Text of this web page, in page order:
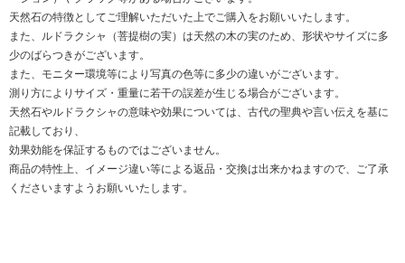
天然石の特徴としてご理解いただいた上でご購入をお願いいたします。
また、ルドラクシャ（菩提樹の実）は天然の木の実のため、形状やサイズに多
少のばらつきがございます。
また、モニター環境等により写真の色等に多少の違いがございます。
測り方によりサイズ・重量に若干の誤差が生じる場合がございます。
天然石やルドラクシャの意味や効果については、古代の聖典や言い伝えを基に
記載しており、
効果効能を保証するものではございません。
商品の特性上、イメージ違い等による返品・交換は出来かねますので、ご了承
くださいますようお願いいたします。